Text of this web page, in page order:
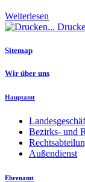
Weiterlesen
Sitemap
Wir über uns
Hauptamt
Bezirks- und
Außendienst
Ehrenamt